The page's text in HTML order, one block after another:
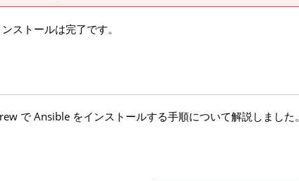
ストールは完了です。
で Ansible をインストールする手順について解説しました。